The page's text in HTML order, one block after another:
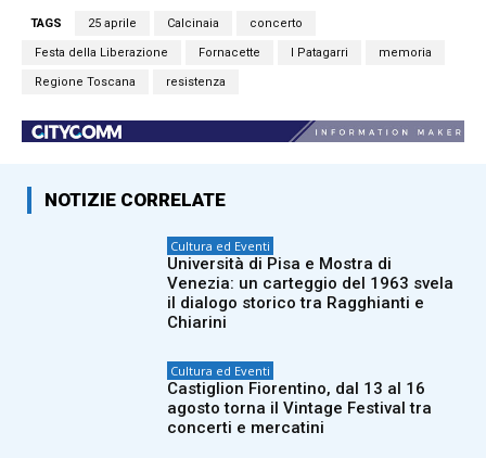
TAGS 25 aprile Calcinaia concerto
Festa della Liberazione Fornacette I Patagarri memoria
Regione Toscana resistenza
NOTIZIE CORRELATE
Cultura ed Eventi
Università di Pisa e Mostra di
Venezia: un carteggio del 1963 svela
il dialogo storico tra Ragghianti e
Chiarini
Cultura ed Eventi
Castiglion Fiorentino, dal 13 al 16
agosto torna il Vintage Festival tra
concerti e mercatini